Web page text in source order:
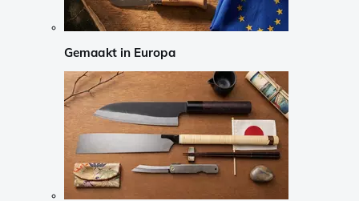
Gemaakt in Europa